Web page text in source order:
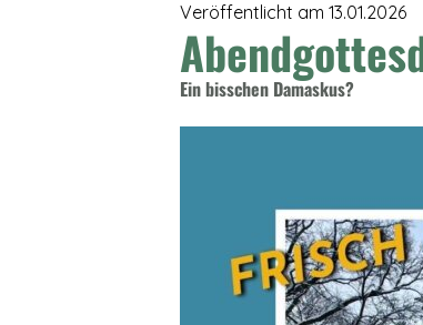
Veröffentlicht am 13.01.2026
Ein bisschen Damaskus?